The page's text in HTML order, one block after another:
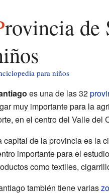
para
para niños
es una de las 32
muy importante para la
en el centro del Valle del
capital de la provincia es la
importante para el
como textiles,
también tiene varias